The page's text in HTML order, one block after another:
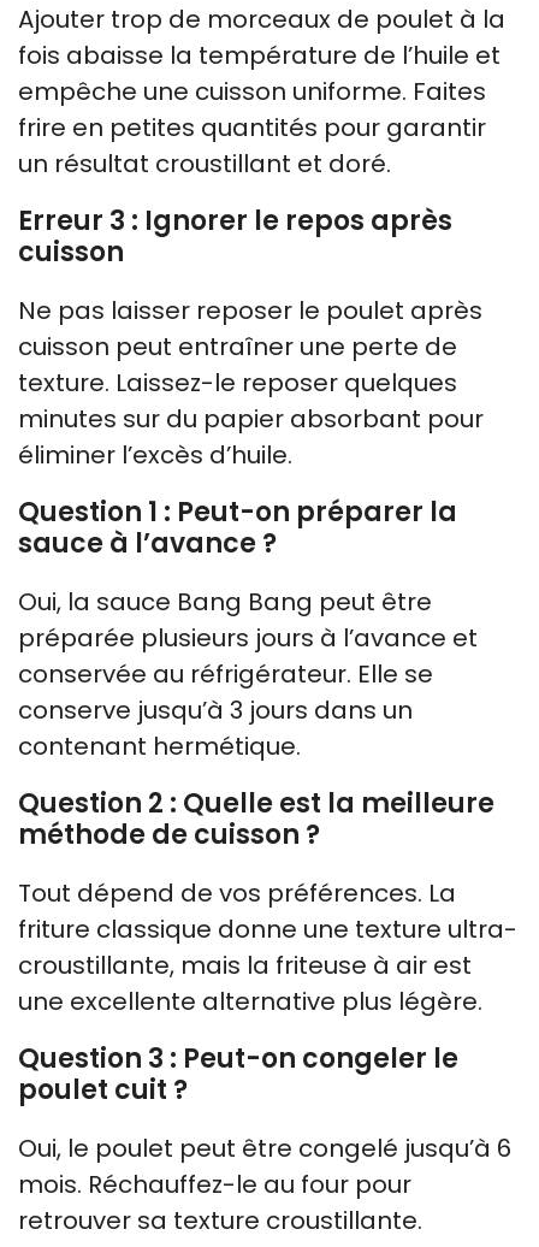
Ajouter trop de morceaux de poulet à la
fois abaisse la température de l’huile et
empêche une cuisson uniforme. Faites
frire en petites quantités pour garantir
un résultat croustillant et doré.
Erreur 3 : Ignorer le repos après
cuisson
Ne pas laisser reposer le poulet après
cuisson peut entraîner une perte de
texture. Laissez-le reposer quelques
minutes sur du papier absorbant pour
éliminer l’excès d’huile.
Question 1 : Peut-on préparer la
sauce à l’avance ?
Oui, la sauce Bang Bang peut être
préparée plusieurs jours à l’avance et
conservée au réfrigérateur. Elle se
conserve jusqu’à 3 jours dans un
contenant hermétique.
Question 2 : Quelle est la meilleure
méthode de cuisson ?
Tout dépend de vos préférences. La
friture classique donne une texture ultra-
croustillante, mais la friteuse à air est
une excellente alternative plus légère.
Question 3 : Peut-on congeler le
poulet cuit ?
Oui, le poulet peut être congelé jusqu’à 6
mois. Réchauffez-le au four pour
retrouver sa texture croustillante.